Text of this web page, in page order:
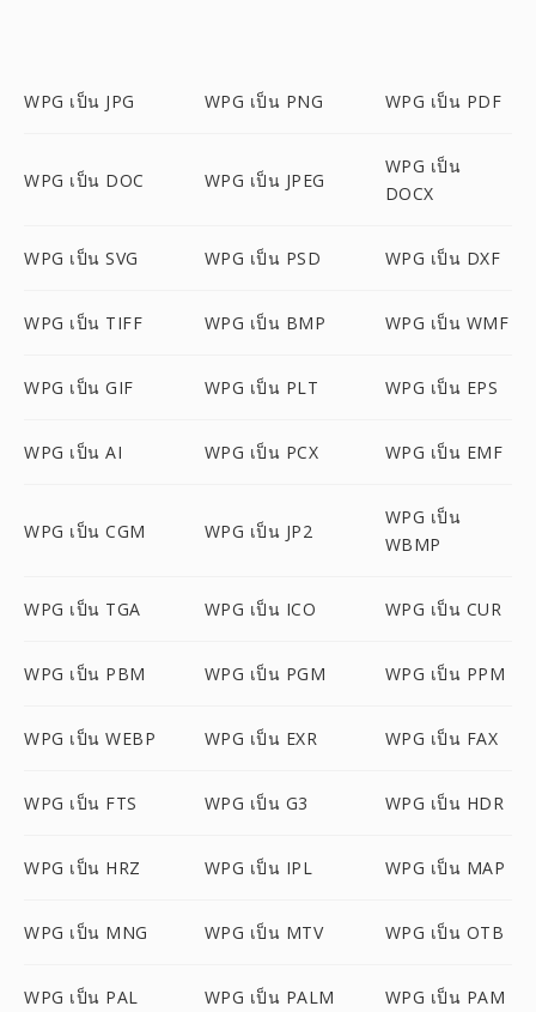
WPG เป็น JPG WPG เป็น PNG WPG เป็น PDF
WPG เป็น DOC WPG เป็น JPEG
WPG เป็น
DOCX
WPG เป็น SVG WPG เป็น PSD WPG เป็น DXF
WPG เป็น TIFF WPG เป็น BMP WPG เป็น WMF
WPG เป็น GIF WPG เป็น PLT WPG เป็น EPS
WPG เป็น AI WPG เป็น PCX WPG เป็น EMF
WPG เป็น CGM WPG เป็น JP2
WPG เป็น
WBMP
WPG เป็น TGA WPG เป็น ICO WPG เป็น CUR
WPG เป็น PBM WPG เป็น PGM WPG เป็น PPM
WPG เป็น WEBP WPG เป็น EXR WPG เป็น FAX
WPG เป็น FTS WPG เป็น G3 WPG เป็น HDR
WPG เป็น HRZ WPG เป็น IPL WPG เป็น MAP
WPG เป็น MNG WPG เป็น MTV WPG เป็น OTB
WPG เป็น PAL WPG เป็น PALM WPG เป็น PAM